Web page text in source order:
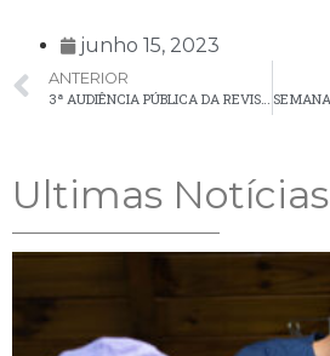
junho 15, 2023
ANTERIOR
Ultimas Notícias